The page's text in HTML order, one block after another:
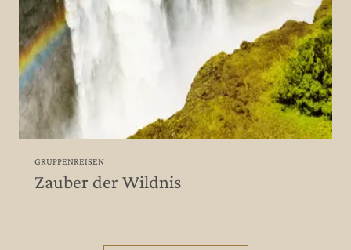
GRUPPENREISEN
Zauber der Wildnis